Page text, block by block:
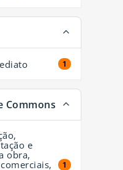
1 resultados
1
Commons
e
obra,
1 resultados
1